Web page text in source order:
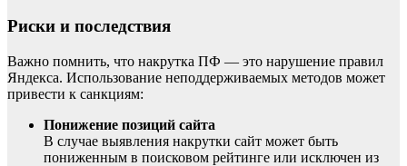
Риски и последствия
Важно помнить, что накрутка ПФ — это нарушение правил
Яндекса. Использование неподдерживаемых методов может
привести к санкциям:
Понижение позиций сайта
В случае выявления накрутки сайт может быть
пониженным в поисковом рейтинге или исключен из